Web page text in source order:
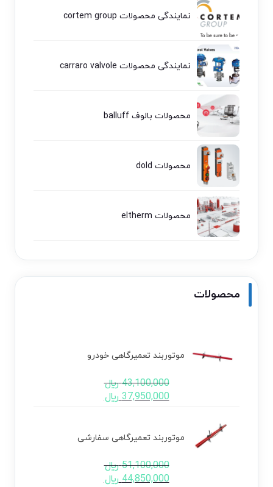
نمایندگی محصولات cortem group
نمایندگی محصولات carraro valvole
محصولات بالوف balluff
محصولات dold
محصولات eltherm
محصولات
موتوربند تعمیرگاهی خودرو
43,100,000 ﷼
37,950,000 ﷼
موتوربند تعمیرگاهی سفارشی
51,100,000 ﷼
44,850,000 ﷼